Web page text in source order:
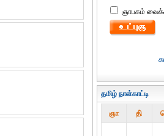
ஞாபகம்
தமிழ் நாள்காட்டி
ஞா தி்